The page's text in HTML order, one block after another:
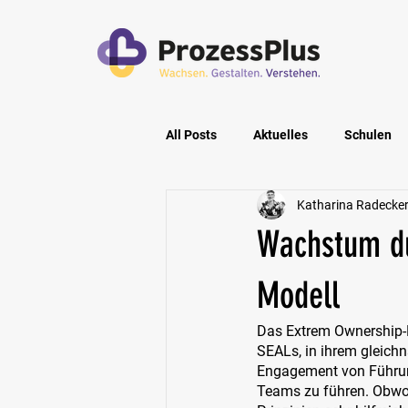
All Posts Aktuelles Schulen
Privatpersonen
Wachstum
Modell
Katharina Radecker
Das Extrem
SEALs, in ihrem
Engagement von
Teams zu führen.